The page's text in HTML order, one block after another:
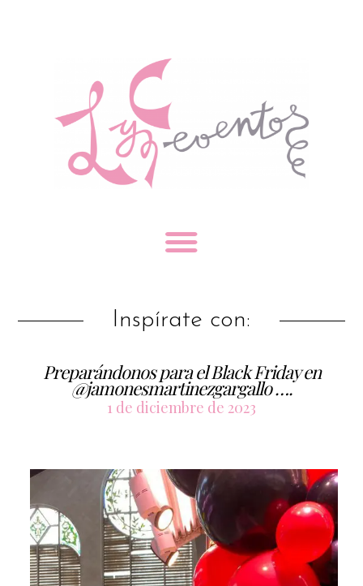
Inspírate con:
Preparándonos para el Black Friday en
@jamonesmartinezgargallo ….
1 de diciembre de 2023